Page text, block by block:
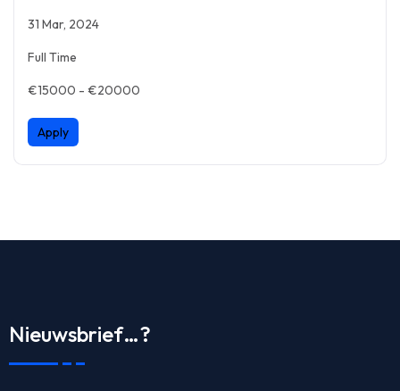
31 Mar, 2024
Full Time
€15000 - €20000
Apply
Nieuwsbrief…?